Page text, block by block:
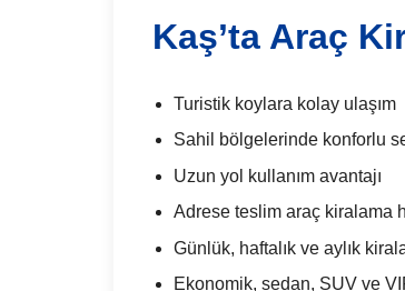
Kaş’ta Araç
Turistik koylara kolay ulaşım
Sahil bölgelerinde konforlu
Uzun yol kullanım avantajı
Adrese teslim araç kiralama
Günlük, haftalık ve aylık
Ekonomik, sedan, SUV ve